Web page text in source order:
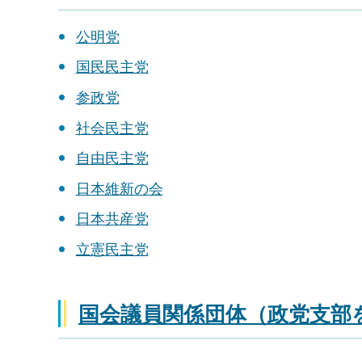
公明党
国民民主党
参政党
社会民主党
自由民主党
日本維新の会
日本共産党
立憲民主党
国会議員関係団体（政党支部